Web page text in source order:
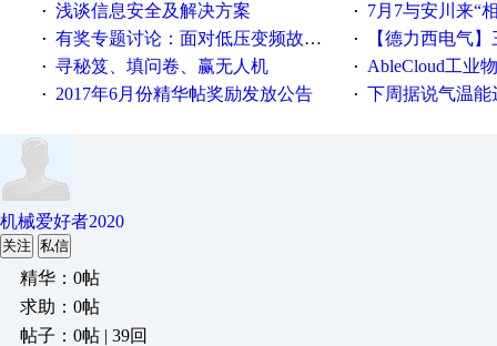
· 浅谈信息安全及解决方案 · 7月7与安川来“
· 有奖专题讨论：面对低压变频故障，老手是这样解决的！ · 【德力西电气】三
· 寻秘笈、填问卷、赢无人机 · AbleCloud工业物联
· 2017年6月份精华帖奖励发放公告 · 下周据说气温能
机械爱好者2020
关注 私信
精华：0帖
求助：0帖
帖子：0帖 | 39回